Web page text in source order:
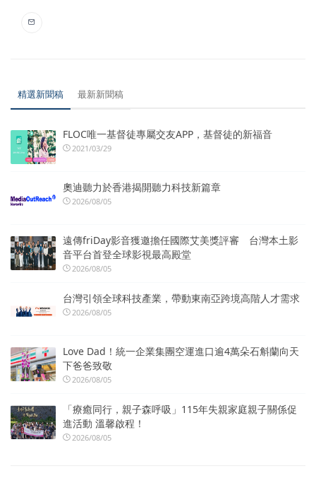
精選新聞稿 最新新聞稿
FLOC唯一基督徒專屬交友APP，基督徒的新福音
2021/03/29
奧迪聽力於香港揭開聽力科技新篇章
2026/08/05
遠傳friDay影音獲邀擔任國際艾美獎評審 台灣本土影
音平台首登全球影視最高殿堂
2026/08/05
台灣引領全球科技產業，帶動東南亞跨境高階人才需求
2026/08/05
Love Dad！統一企業集團空運進口逾4萬朵石斛蘭向天
下爸爸致敬
2026/08/05
「療癒同行，親子森呼吸」115年失親家庭親子關係促
進活動 溫馨啟程！
2026/08/05